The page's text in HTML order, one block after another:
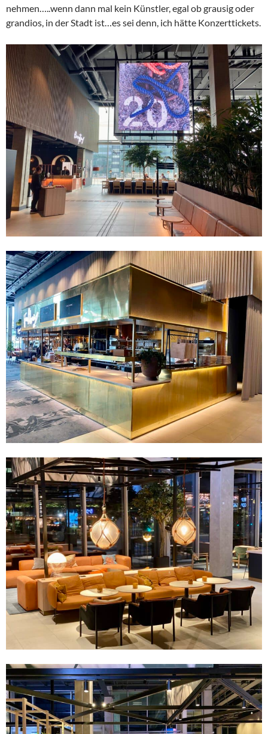
nehmen…..wenn dann mal kein Künstler, egal ob grausig oder
grandios, in der Stadt ist…es sei denn, ich hätte Konzerttickets.